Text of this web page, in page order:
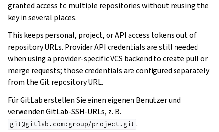
granted access to multiple repositories without reusing the
key in several places.
This keeps personal, project, or API access tokens out of
repository URLs. Provider API credentials are still needed
when using a provider-specific VCS backend to create pull or
merge requests; those credentials are configured separately
from the Git repository URL.
Für GitLab erstellen Sie einen eigenen Benutzer und
verwenden GitLab-SSH-URLs, z. B.
git@gitlab.com:group/project.git .